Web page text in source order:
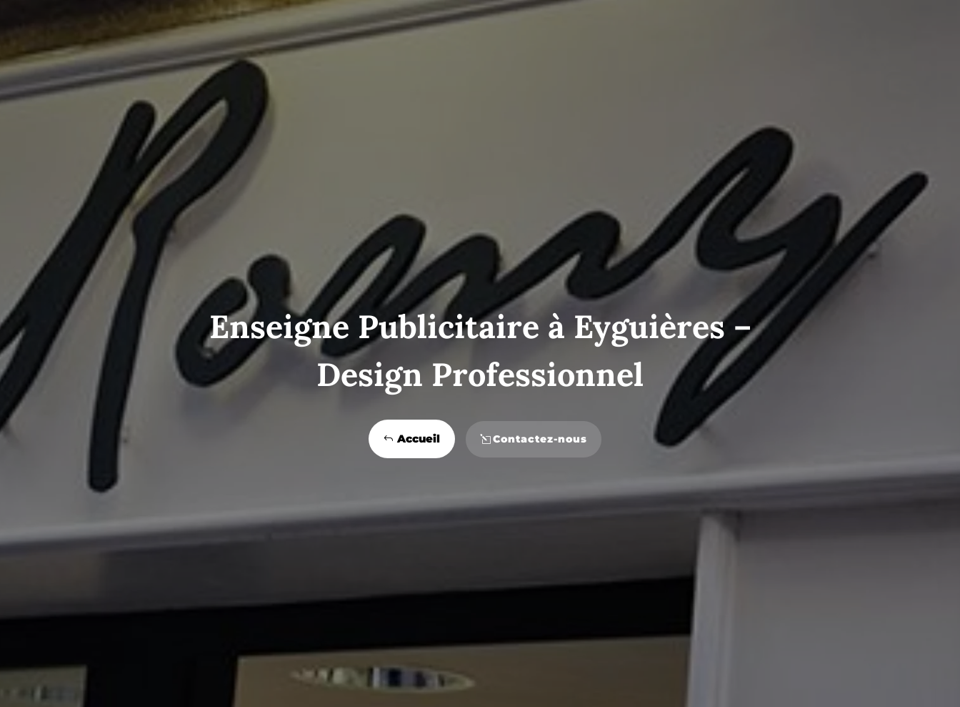
Enseigne Publicitaire à Eyguières –
Design Professionnel
Accueil Contactez-nous